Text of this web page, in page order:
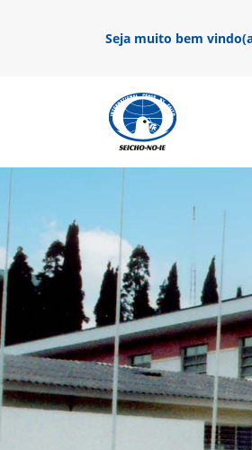
Seja muito bem
SEICHO-NO-IE DO
Portal institucional da